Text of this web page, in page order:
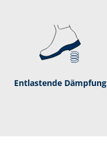
Entlastende Dämpf­ung